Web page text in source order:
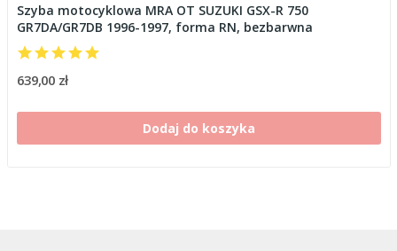
Szyba motocyklowa MRA OT SUZUKI GSX-R 750
GR7DA/GR7DB 1996-1997, forma RN, bezbarwna
639,00 zł
Dodaj do koszyka